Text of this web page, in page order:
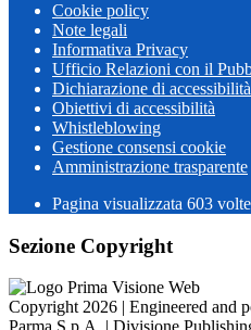
Cookie policy
Note legali
Informativa Privacy
Ufficio Relazioni con il
Dichiarazione di accessibilità
Obiettivi di accessibilità
Whistleblowing
Gestione consensi cookie
Amministrazione trasparente
Pagina visualizzata 603 volte
Sezione Copyright
Copyright 2026 | Engineered and